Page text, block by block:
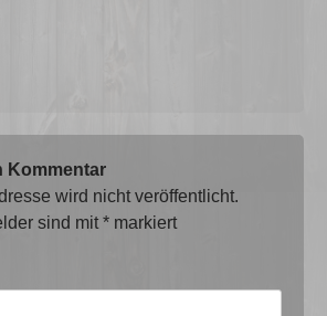
Kommentar
wird nicht veröffentlicht.
sind mit* markiert